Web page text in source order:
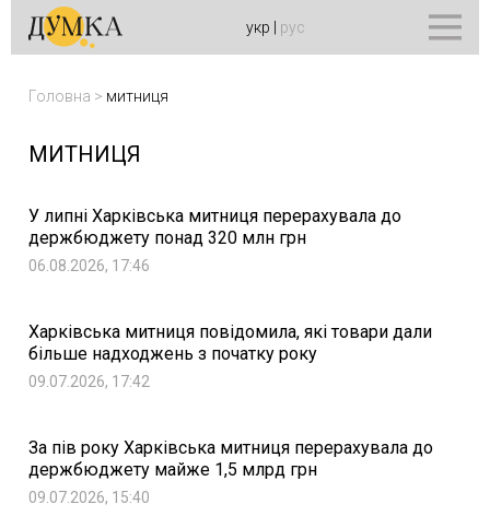
укр рус
Головна > митниця
МИТНИЦЯ
У липні Харківська митниця перерахувала до
держбюджету понад 320 млн грн
06.08.2026, 17:46
Харківська митниця повідомила, які товари дали
більше надходжень з початку року
09.07.2026, 17:42
За пів року Харківська митниця перерахувала до
держбюджету майже 1,5 млрд грн
09.07.2026, 15:40